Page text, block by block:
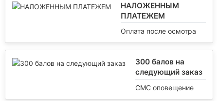
НАЛОЖЕННЫМ
ПЛАТЕЖЕМ
Оплата после осмотра
300 балов на
следующий заказ
СМС оповещение